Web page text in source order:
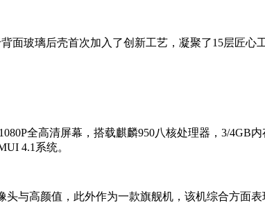
玻璃后壳首次加入了创新工艺，凝聚了15层匠心
全高清屏幕，搭载麒麟950八核处理器，3/4GB
4.1系统。
高颜值，此外作为一款旗舰机，该机综合方面表